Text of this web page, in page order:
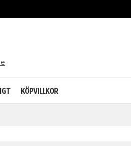
KÖPVILLKOR